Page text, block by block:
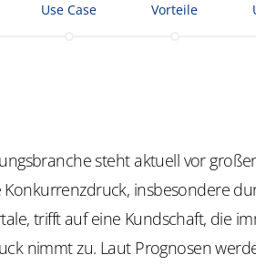
Use Case Vorteile
steht aktuell vor
insbesondere
trifft auf eine Kundschaft, die
nimmt zu. Laut Prognosen